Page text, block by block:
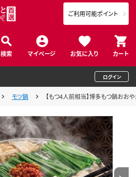
検索 マイページ お気に入り カート
ご利用可能ポイント
ログイン
モツ鍋 【もつ4人前相当】博多もつ鍋おお